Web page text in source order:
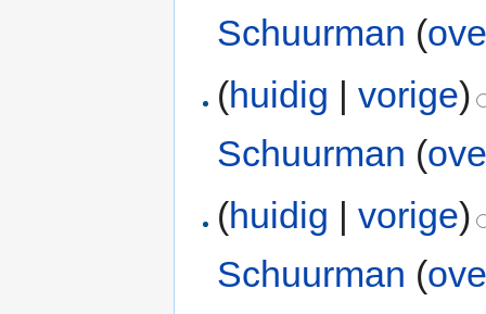
Schuurman (
(huidig |vorige)
Schuurman (
(huidig |vorige)
Schuurman (